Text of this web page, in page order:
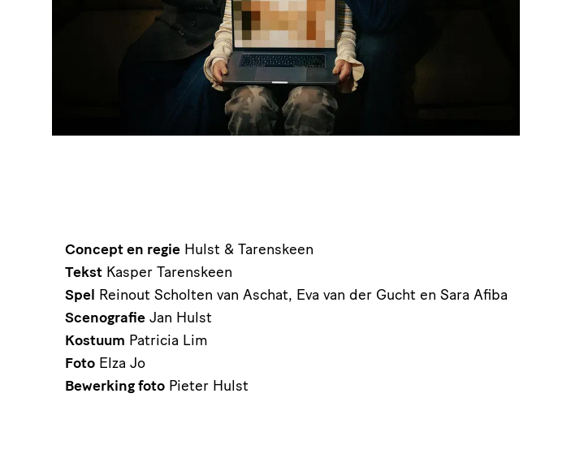
Concept en regie Hulst & Tarenskeen
Tekst Kasper Tarenskeen
Spel Reinout Scholten van Aschat, Eva van der Gucht en Sara Afiba
Scenografie Jan Hulst
Kostuum Patricia Lim
Foto Elza Jo
Bewerking foto Pieter Hulst